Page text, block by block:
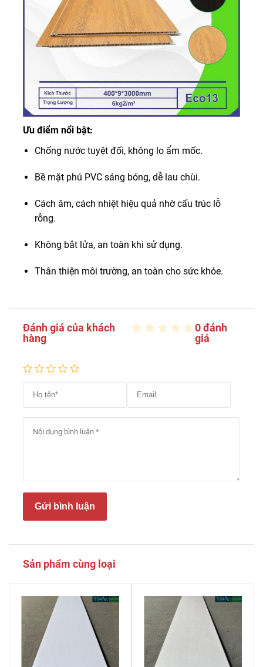
Ưu điểm nổi bật:
Chống nước tuyệt đối, không lo ẩm mốc.
Bề mặt phủ PVC sáng bóng, dễ lau chùi.
Cách âm, cách nhiệt hiệu quả nhờ cấu trúc lỗ
rỗng.
Không bắt lửa, an toàn khi sử dụng.
Thân thiện môi trường, an toàn cho sức khỏe.
Đánh giá của khách
hàng
0 đánh
giá
Gửi bình luận
Sản phẩm cùng loại